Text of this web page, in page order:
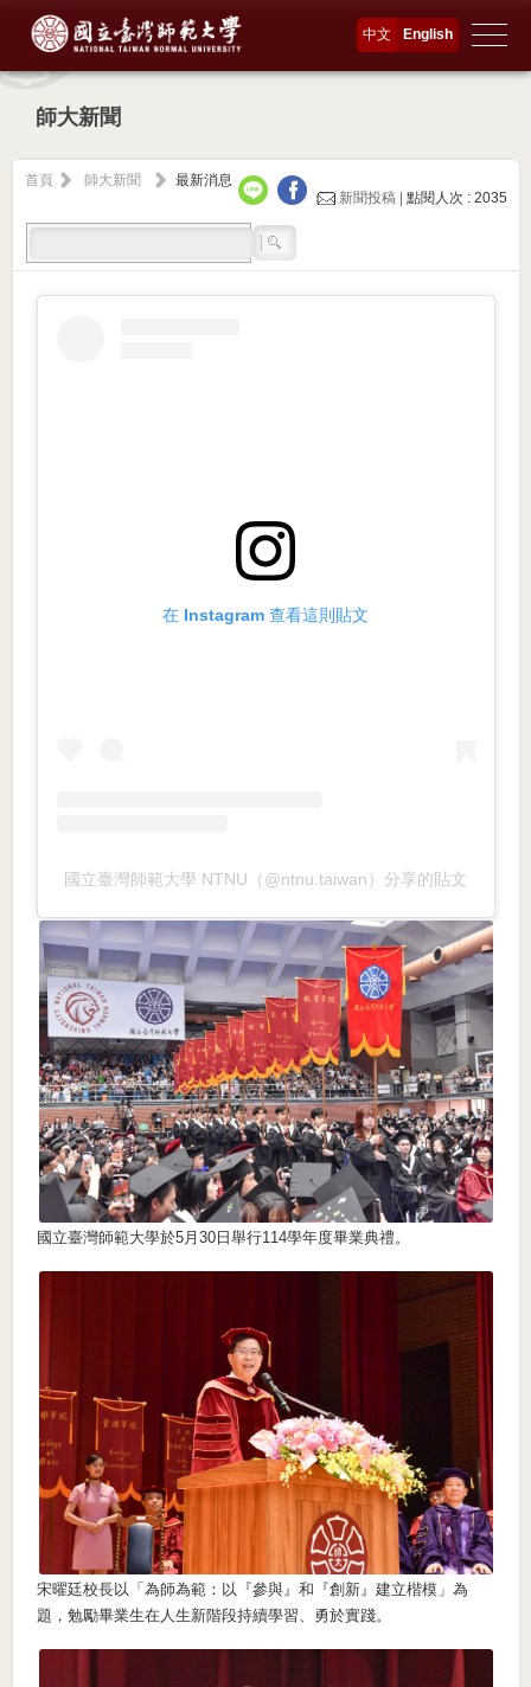
English
中文
師大新聞
首頁 師大新聞
最新消息
新聞投稿 |點閱人次 : 2035
在 Instagram 查看這則貼文
國立臺灣師範大學 NTNU（@ntnu.taiwan）分享的貼文
國立臺灣師範大學於5月30日舉行114學年度畢業典禮。
宋曜廷校長以「為師為範：以『參與』和『創新』建立楷模」為
題，勉勵畢業生在人生新階段持續學習、勇於實踐。